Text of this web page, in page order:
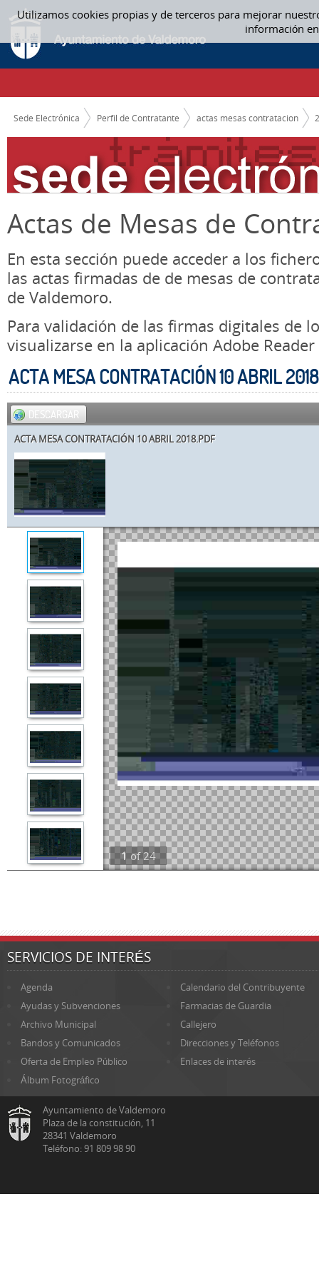
Utilizamos cookies propias y de terceros para mejorar
información
Saltar al contenido
ACTAS MESAS CONTRATACION
CAMINO DE MIGAS
Sede Electrónica Perfil de Contratante actas mesas contratacion
Actas de Mesas de
En esta sección puede acceder a los
las actas firmadas de de mesas de
de Valdemoro.
Para validación de las firmas digitales de
visualizarse en la aplicación Adobe Reader
ACTA MESA CONTRATACIÓN 10 ABRIL
DESCARGAR
ACTA MESA CONTRATACIÓN 10 ABRIL 2018.PDF
1 of 24
SERVICIOS DE INTERÉS
Agenda
Calendario del Contribuyente
Ayudas y Subvenciones
Farmacias de Guardia
Archivo Municipal
Callejero
Bandos y Comunicados
Direcciones y Teléfonos
Oferta de Empleo Público
Enlaces de interés
Álbum Fotográfico
Ayuntamiento de Valdemoro
Plaza de la constitución, 11
28341 Valdemoro
Teléfono: 91 809 98 90